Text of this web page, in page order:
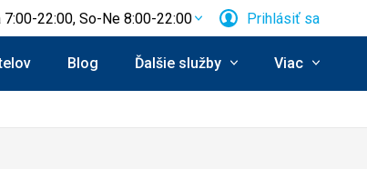
7:00-22:00, So-Ne 8:00-22:00 Prihlásiť sa
Blog Ďalšie služby Viac